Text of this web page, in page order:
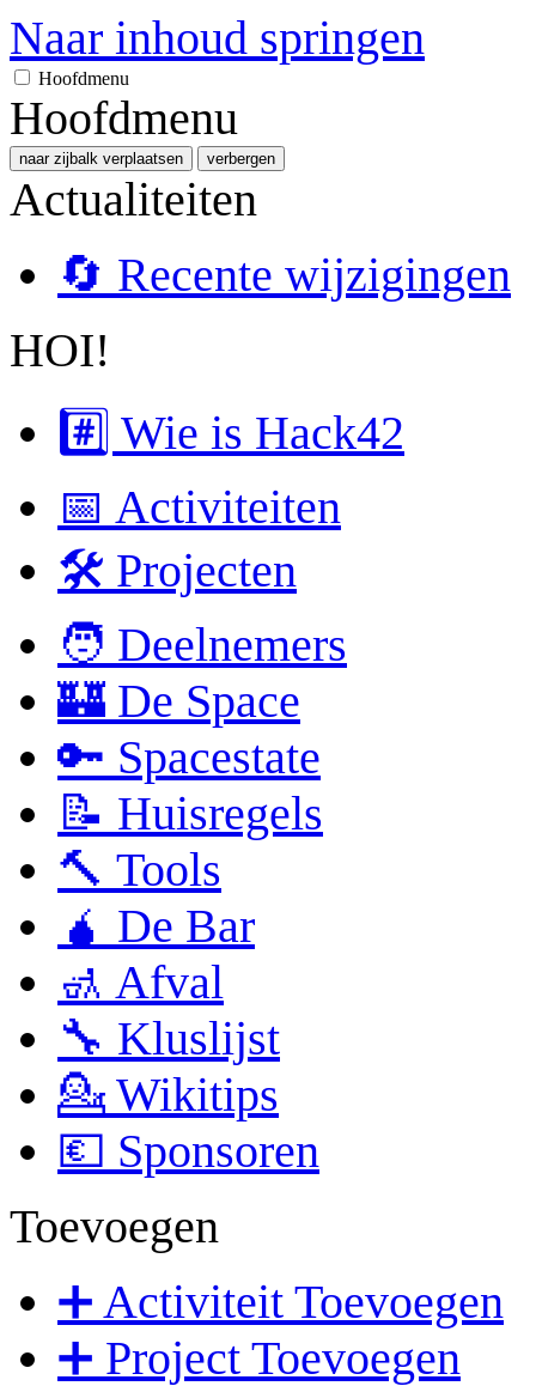
Naar inhoud springen
Hoofdmenu
Hoofdmenu
naar zijbalk verplaatsen verbergen
Actualiteiten
🔄 Recente wijzigingen
HOI!
#️⃣ Wie is Hack42
📅 Activiteiten
🛠 Projecten
🧑 Deelnemers
🏰 De Space
🔑 Spacestate
📝 Huisregels
🔨 Tools
🧉 De Bar
🚮 Afval
🔧 Kluslijst
💁 Wikitips
💶 Sponsoren
Toevoegen
➕ Activiteit Toevoegen
➕ Project Toevoegen